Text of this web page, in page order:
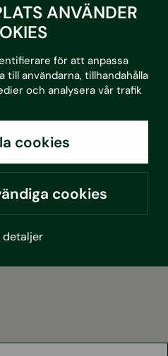
ANVÄNDER
för att anpassa
till användarna, tillhandahålla
och analysera vår trafik
cookies
cookies
detaljer